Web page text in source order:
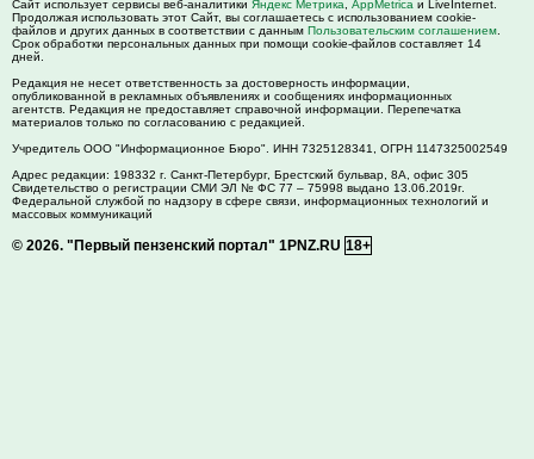
Сайт использует сервисы веб-аналитики Яндекс Метрика AppMetrica и LiveInternet.
Продолжая использовать этот Сайт, вы соглашаетесь с использованием cookie-
файлов и других данных в соответствии с данным Пользовательским соглашением
Срок обработки персональных данных при помощи cookie-файлов составляет 14
дней.
Редакция не несет ответственность за достоверность информации,
опубликованной в рекламных объявлениях и сообщениях информационных
агентств. Редакция не предоставляет справочной информации. Перепечатка
материалов только по согласованию с редакцией.
Учредитель ООО "Информационное Бюро". ИНН 7325128341, ОГРН 1147325002549
Адрес редакции: 198332 г. Санкт-Петербург, Брестский бульвар, 8А, офис 305
Свидетельство о регистрации СМИ ЭЛ № ФС 77 – 75998 выдано 13.06.2019г.
Федеральной службой по надзору в сфере связи, информационных технологий и
массовых коммуникаций
© 2026. "Первый пензенский портал" 1PNZ.RU 18+